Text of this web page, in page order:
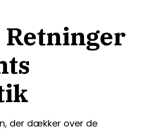
Retninger
der dækker over de